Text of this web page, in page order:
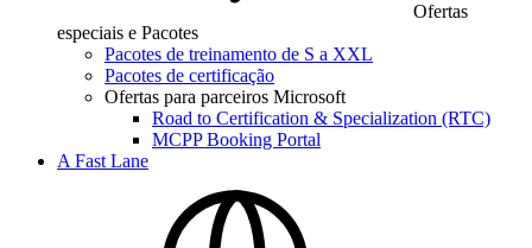
Ofertas
especiais e Pacotes
Pacotes de treinamento de S a XXL
Pacotes de certificação
Ofertas para parceiros Microsoft
Road to Certification & Specialization (RTC)
MCPP Booking Portal
A Fast Lane